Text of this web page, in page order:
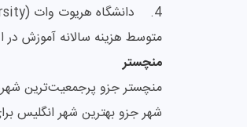
4. دانشگاه هریوت وات (Heriot Watt University)
متوسط هزینه سالانه آموزش در ادینبورگ حداقل 18
منچستر
شهر جزو بهترین شهر انگلیس